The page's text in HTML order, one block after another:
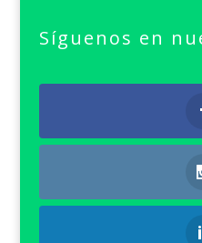
Síguenos en